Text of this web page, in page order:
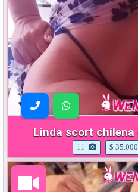
Linda scort chilena
11 $ 35.000